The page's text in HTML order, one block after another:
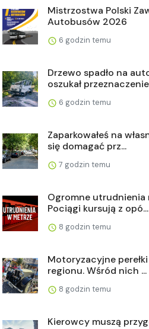
Mistrzostwa Polski
Autobusów 2026
6 godzin temu
Drzewo spadło na
oszukał przeznaczenie
6 godzin temu
Zaparkowałeś na
się domagać prz...
7 godzin temu
Ogromne utrudnienia
Pociągi kursują z opó...
8 godzin temu
Motoryzacyjne
regionu. Wśród nich ...
8 godzin temu
Kierowcy muszą